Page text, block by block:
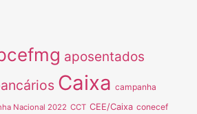
aposentados
Caixa campanha
Nacional 2022 CCT CEE/Caixa conecef